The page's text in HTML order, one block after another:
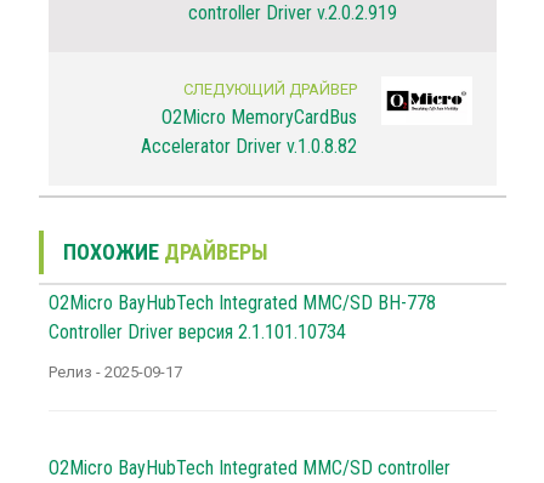
controller Driver v.2.0.2.919
СЛЕДУЮЩИЙ ДРАЙВЕР
O2Micro MemoryCardBus
Accelerator Driver v.1.0.8.82
ПОХОЖИЕ ДРАЙВЕРЫ
O2Micro BayHubTech Integrated MMC/SD BH-778
Controller Driver версия 2.1.101.10734
Релиз - 2025-09-17
O2Micro BayHubTech Integrated MMC/SD controller